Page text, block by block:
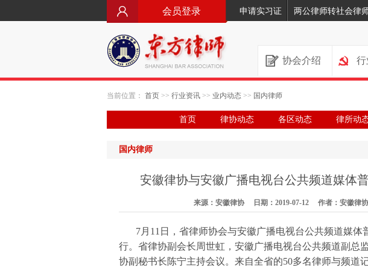
会员登录 申请实习证 两公律师转社会律
协会介绍 行
当前位置： 首页 >> 行业资讯 >> 业内动态 >> 国内律师
首页 律协动态 各区动态 律所动
国内律师
安徽律协与安徽广播电视台公共频道媒体
来源：安徽律协 日期：2019-07-12 作者：安徽律
7月11日，省律师协会与安徽广播电视台公共频道媒
行。省律协副会长周世虹，安徽广播电视台公共频道副总
协副秘书长陈宁主持会议。来自全省的50多名律师与频道